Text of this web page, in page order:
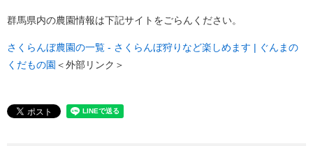
群馬県内の農園情報は下記サイトをごらんください。
さくらんぼ農園の一覧 - さくらんぼ狩りなど楽しめます | ぐんまの
くだもの園 ＜外部リンク＞